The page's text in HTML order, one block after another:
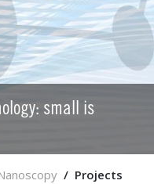
small is
Projects